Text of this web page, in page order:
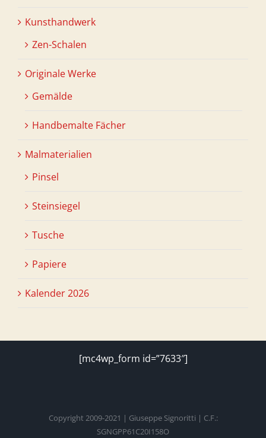
Kunsthandwerk
Zen-Schalen
Originale Werke
Gemälde
Handbemalte Fächer
Malmaterialien
Pinsel
Steinsiegel
Tusche
Papiere
Kalender 2026
[mc4wp_form id=”7633″]
Copyright 2009-2021 | Giuseppe Signoritti | C.F.:
SGNGPP61C20I158O